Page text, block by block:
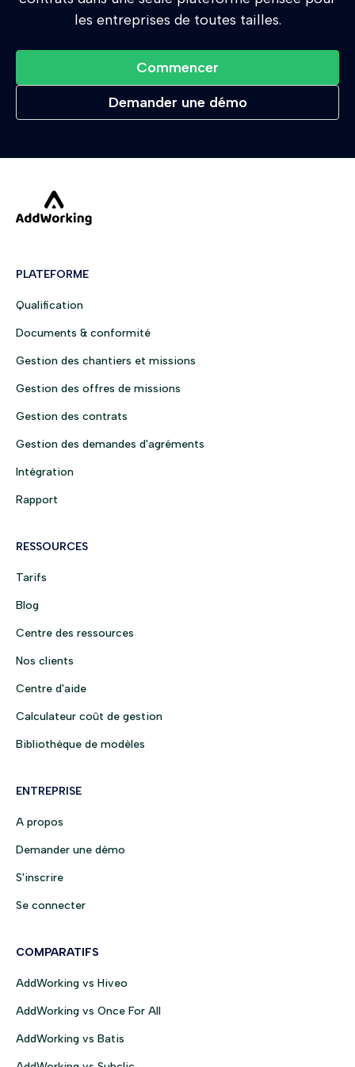
les entreprises de toutes tailles.
Commencer
Demander une démo
PLATEFORME
Qualification
Documents & conformité
Gestion des chantiers et missions
Gestion des offres de missions
Gestion des contrats
Gestion des demandes d'agréments
Intégration
Rapport
RESSOURCES
Tarifs
Blog
Centre des ressources
Nos clients
Centre d'aide
Calculateur coût de gestion
Bibliothèque de modèles
ENTREPRISE
A propos
Demander une démo
S'inscrire
Se connecter
COMPARATIFS
AddWorking vs Hiveo
AddWorking vs Once For All
AddWorking vs Batis